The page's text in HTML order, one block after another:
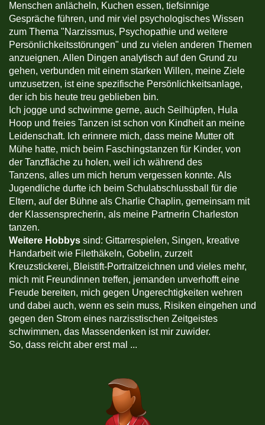
Menschen anlächeln, Kuchen essen, tiefsinnige
Gespräche führen, und mir viel psychologisches Wissen
zum Thema "Narzissmus, Psychopathie und weitere
Persönlichkeitsstörungen" und zu vielen anderen Themen
anzueignen. Allen Dingen analytisch auf den Grund zu
gehen, verbunden mit einem starken Willen, meine Ziele
umzusetzen, ist eine spezifische Persönlichkeitsanlage,
der ich bis heute treu geblieben bin.
Ich jogge und schwimme gerne, auch Seilhüpfen, Hula
Hoop und freies Tanzen ist schon von Kindheit an meine
Leidenschaft. Ich erinnere mich, dass meine Mutter oft
Mühe hatte, mich beim Faschingstanzen für Kinder, von
der Tanzfläche zu holen, weil ich während des
Tanzens, alles um mich herum vergessen konnte. Als
Jugendliche durfte ich beim Schulabschlussball für die
Eltern, auf der Bühne als Charlie Chaplin, gemeinsam mit
der Klassensprecherin, als meine Partnerin Charleston
tanzen.
Weitere Hobbys sind: Gittarrespielen, Singen, kreative
Handarbeit wie Filethäkeln, Gobelin, zurzeit
Kreuzstickerei, Bleistift-Portraitzeichnen und vieles mehr,
mich mit Freundinnen treffen, jemanden unverhofft eine
Freude bereiten, mich gegen Ungerechtigkeiten wehren
und dabei auch, wenn es sein muss, Risiken eingehen und
gegen den Strom eines narzisstischen Zeitgeistes
schwimmen, das Massendenken ist mir zuwider.
So, dass reicht aber erst mal ...